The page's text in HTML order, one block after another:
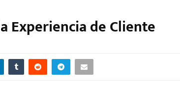
Experiencia de Cliente